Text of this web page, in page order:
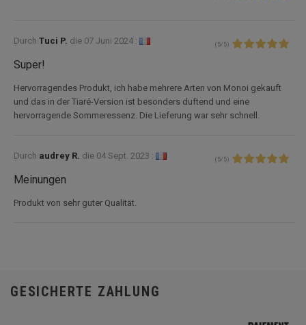
Durch Tuci P. die 07 Juni 2024 : ( 5/ 5)
Super!
Hervorragendes Produkt, ich habe mehrere Arten von Monoi gekauft
und das in der Tiaré-Version ist besonders duftend und eine
hervorragende Sommeressenz. Die Lieferung war sehr schnell.
Durch audrey R. die 04 Sept. 2023 : ( 5/ 5)
Meinungen
Produkt von sehr guter Qualität.
GESICHERTE ZAHLUNG